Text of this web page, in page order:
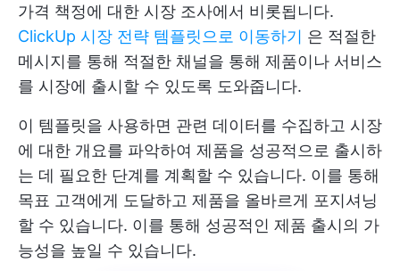
가격 책정에 대한 시장 조사에서 비롯됩니다.
ClickUp 시장 전략 템플릿으로 이동하기 은 적절한
메시지를 통해 적절한 채널을 통해 제품이나 서비스
를 시장에 출시할 수 있도록 도와줍니다.
이 템플릿을 사용하면 관련 데이터를 수집하고 시장
에 대한 개요를 파악하여 제품을 성공적으로 출시하
는 데 필요한 단계를 계획할 수 있습니다. 이를 통해
목표 고객에게 도달하고 제품을 올바르게 포지셔닝
할 수 있습니다. 이를 통해 성공적인 제품 출시의 가
능성을 높일 수 있습니다.